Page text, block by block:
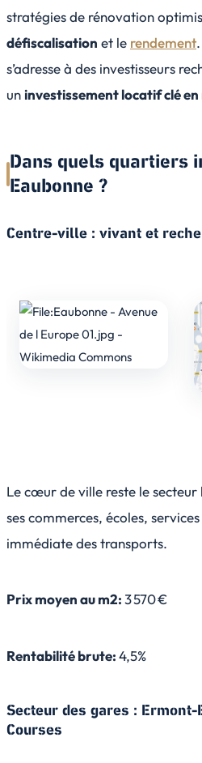
stratégies de rénovation
défiscalisation et le rendement
s’adresse à des investisseurs
uninvestissement locatif clé en
Dans quels quartiers
Eaubonne ?
Centre-ville : vivant et
Le cœur de ville reste le
ses commerces, écoles,
immédiate des transports.
Prix moyen au m2:3 570 €
Rentabilité brute:4,5%
Secteur des gares : Ermont-
Courses